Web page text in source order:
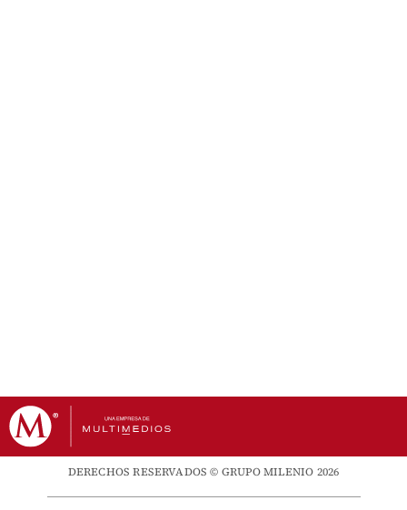
DERECHOS RESERVADOS © GRUPO MILENIO 2026